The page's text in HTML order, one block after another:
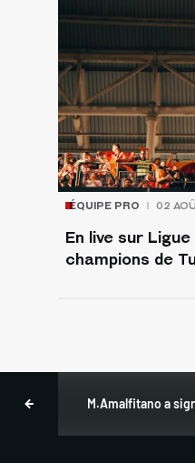
ÉQUIPE PRO 02
En live sur
champions de
M.Amalfitano a